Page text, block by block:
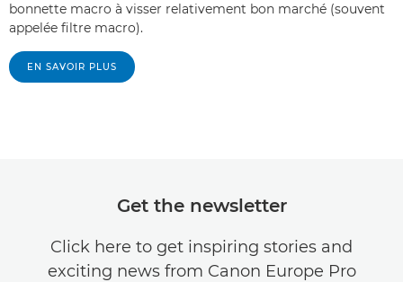
bonnette macro à visser relativement bon marché (souvent
appelée filtre macro).
EN SAVOIR PLUS
Get the newsletter
Click here to get inspiring stories and
exciting news from Canon Europe Pro